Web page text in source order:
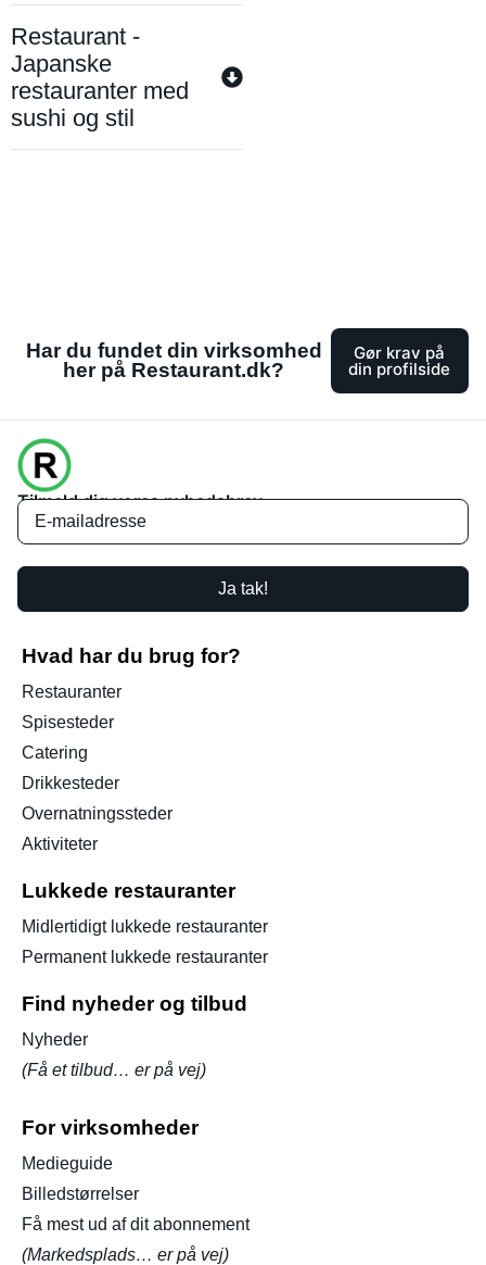
Restaurant -
Japanske
restauranter med
sushi og stil
Har du fundet din virksomhed
her på Restaurant.dk?
Gør krav på
din profilside
Tilmeld dig vores nyhedsbrev
Ja tak!
Hvad har du brug for?
Restauranter
Spisesteder
Catering
Drikkesteder
Overnatningssteder
Aktiviteter
Lukkede restauranter
Midlertidigt lukkede restauranter
Permanent lukkede restauranter
Find nyheder og tilbud
Nyheder
(Få et tilbud… er på vej)
For virksomheder
Medieguide
Billedstørrelser
Få mest ud af dit abonnement
(Markedsplads… er på vej)